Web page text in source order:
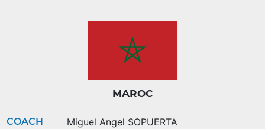
MAROC
COACH Miguel Angel SOPUERTA